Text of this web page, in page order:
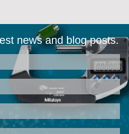
news and blog posts.